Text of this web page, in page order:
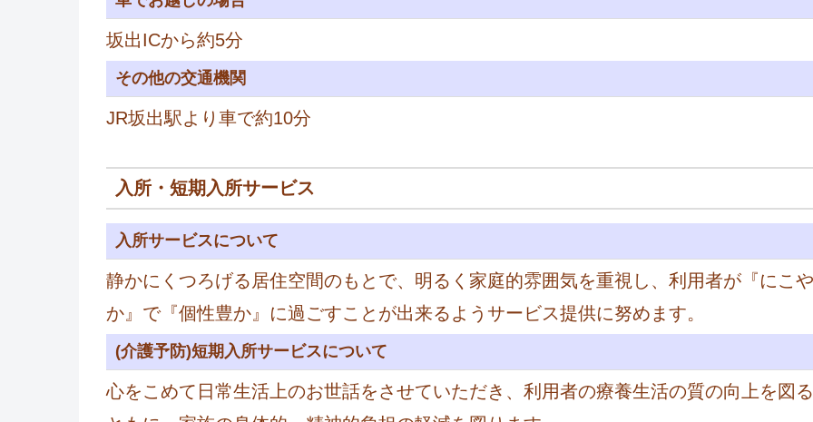
坂出ICから約5分
その他の交通機関
JR坂出駅より車で約10分
入所・短期入所サービス
入所サービスについて
静かにくつろげる居住空間のもとで、明るく家庭的雰囲気を重視し、利用者が『にこや
か』で『個性豊か』に過ごすことが出来るようサービス提供に努めます。
(介護予防)短期入所サービスについて
心をこめて日常生活上のお世話をさせていただき、利用者の療養生活の質の向上を図